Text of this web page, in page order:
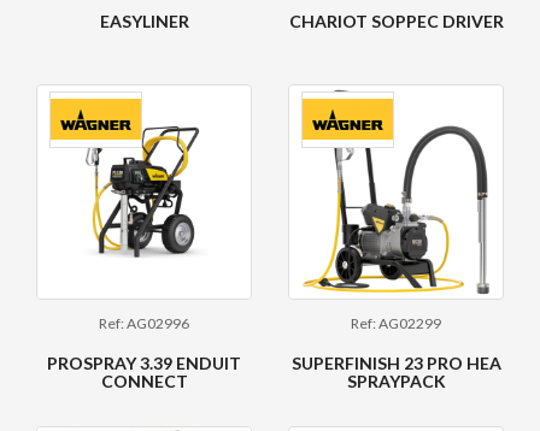
EASYLINER CHARIOT SOPPEC DRIVER
Ref: AG02996
PROSPRAY 3.39 ENDUIT
CONNECT
Ref: AG02299
SUPERFINISH 23 PRO HEA
SPRAYPACK